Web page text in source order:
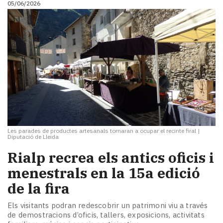
i
turisme
Cultura
Esports
Mai
tant!
TV
i
temps
Reportatges
Enquestes
A
escena!
Dis
la
teva!
05/06/2026
Les parades de productes artesanals tornaran a ocupar el recinte firal |
Diputació de Lleida
Rialp recrea els antics oficis i
menestrals en la 15a edició
de la fira
Els visitants podran redescobrir un patrimoni viu a través
de demostracions d’oficis, tallers, exposicions, activitats